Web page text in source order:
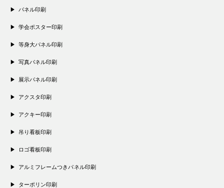
パネル印刷
学会ポスター印刷
等身大パネル印刷
写真パネル印刷
展示パネル印刷
アクスタ印刷
アクキー印刷
吊り看板印刷
ロゴ看板印刷
アルミフレームつきパネル印刷
ターポリン印刷